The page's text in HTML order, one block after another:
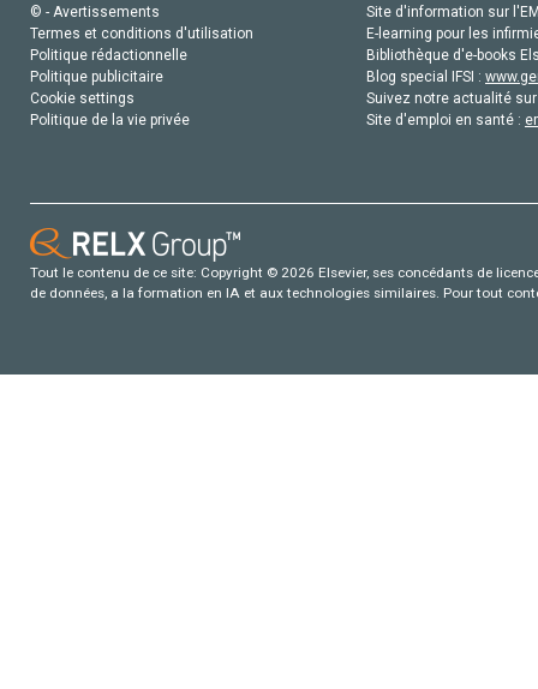
© - Avertissements
Termes et conditions d'utilisation
Politique rédactionnelle
Politique publicitaire
Cookie settings
Politique de la vie privée
Site d'information sur
E-learning pour les
Bibliothèque d'e-books
Blog special IFSI :
Suivez notre actualité
Site d'emploi en santé :
Tout le contenu de ce site: Copyright © 2026 Elsevier, ses concédants de
de données, a la formation en IA et aux technologies similaires. Pour tout